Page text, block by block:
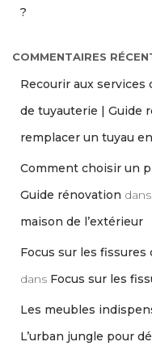
?
COMMENTAIRES
Recourir aux
de tuyauterie | Guide
remplacer un tuyau
Comment choisir un
Guide rénovation dans
maison de l’extérieur
Focus sur les
dans Focus sur les
Les meubles
L’urban jungle pour